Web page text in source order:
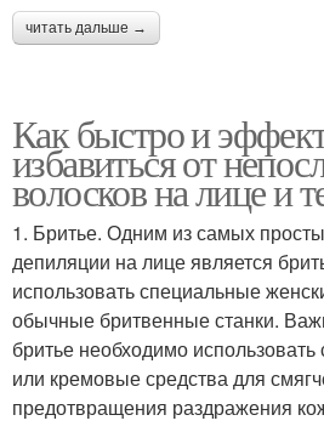
читать дальше →
Как быстро и
избавиться от
волосков на лице и
1. Бритье. Одним из самых
депиляции на лице является
использовать специальные
обычные бритвенные станки.
бритье необходимо
или кремовые средства для
предотвращения раздражения